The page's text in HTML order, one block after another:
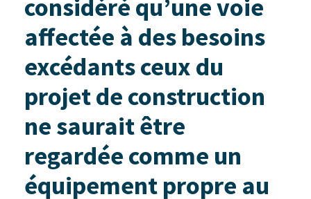
considéré qu’une voie
affectée à des besoins
excédants ceux du
projet de construction
ne saurait être
regardée comme un
équipement propre au